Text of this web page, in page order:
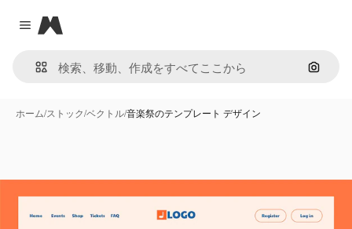
Close menu
Magnific
画像で
ホーム/ストック/ベクトル/音楽祭のテンプレート デザイン